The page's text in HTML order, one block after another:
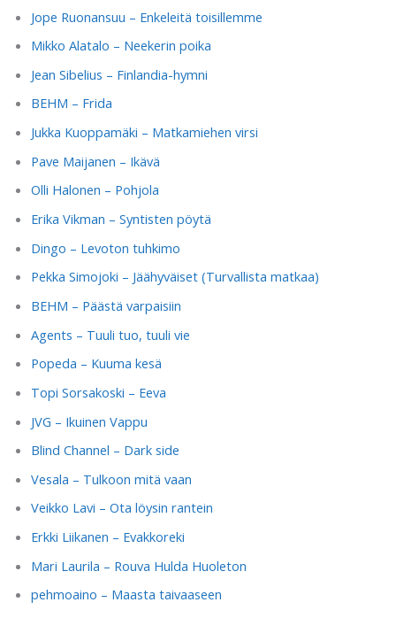
Jope Ruonansuu – Enkeleitä toisillemme
Mikko Alatalo – Neekerin poika
Jean Sibelius – Finlandia-hymni
BEHM – Frida
Jukka Kuoppamäki – Matkamiehen virsi
Pave Maijanen – Ikävä
Olli Halonen – Pohjola
Erika Vikman – Syntisten pöytä
Dingo – Levoton tuhkimo
Pekka Simojoki – Jäähyväiset (Turvallista matkaa)
BEHM – Päästä varpaisiin
Agents – Tuuli tuo, tuuli vie
Popeda – Kuuma kesä
Topi Sorsakoski – Eeva
JVG – Ikuinen Vappu
Blind Channel – Dark side
Vesala – Tulkoon mitä vaan
Veikko Lavi – Ota löysin rantein
Erkki Liikanen – Evakkoreki
Mari Laurila – Rouva Hulda Huoleton
pehmoaino – Maasta taivaaseen